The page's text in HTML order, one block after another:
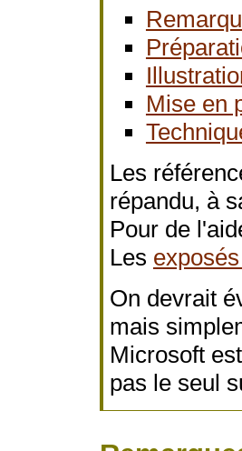
Mise en
Les
répandu, à
Pour de
Les
On devrait
mais
Microsoft
pas le seul